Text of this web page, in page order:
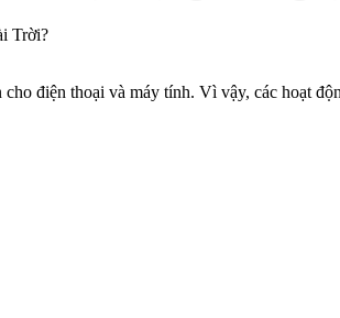
Trời?
điện thoại và máy tính. Vì vậy, các hoạt